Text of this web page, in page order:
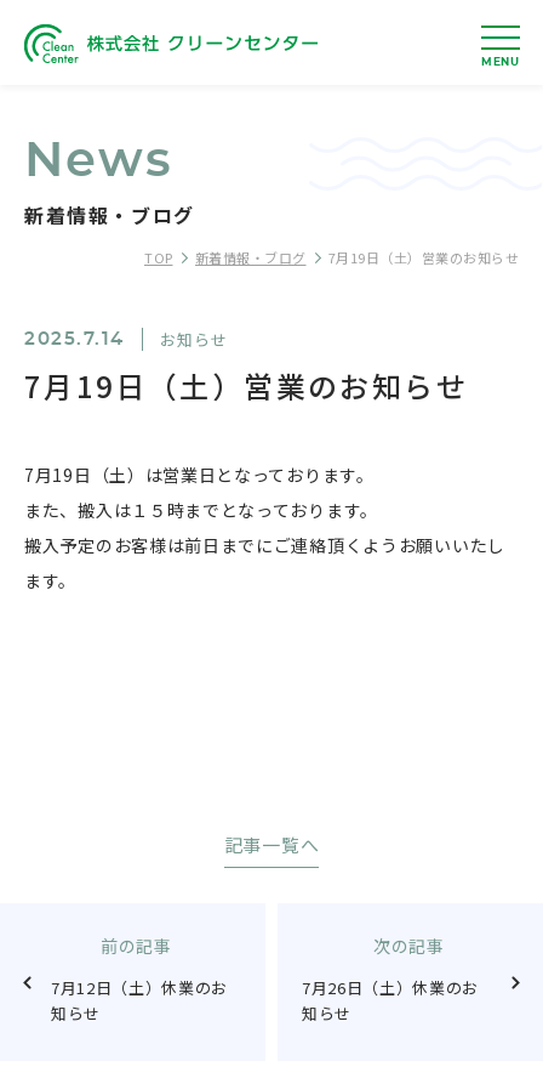
MENU
News
新着情報・ブログ
TOP 新着情報・ブログ 7月19日（土）営業のお知らせ
7月19日（土）営業のお知らせ
2025.7.14 お知らせ
7月19日（土）は営業日となっております。
また、搬入は１５時までとなっております。
搬入予定のお客様は前日までにご連絡頂くようお願いいたし
ます。
前の記事
7月12日（土）休業のお
知らせ
記事一覧へ
次の記事
7月26日（土）休業のお
知らせ